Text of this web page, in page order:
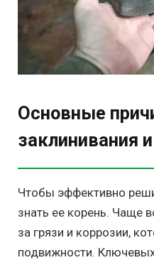
Основные
заклинивания
Чтобы эффективно
знать ее корень. Чаще
за грязи и коррозии,
подвижности.